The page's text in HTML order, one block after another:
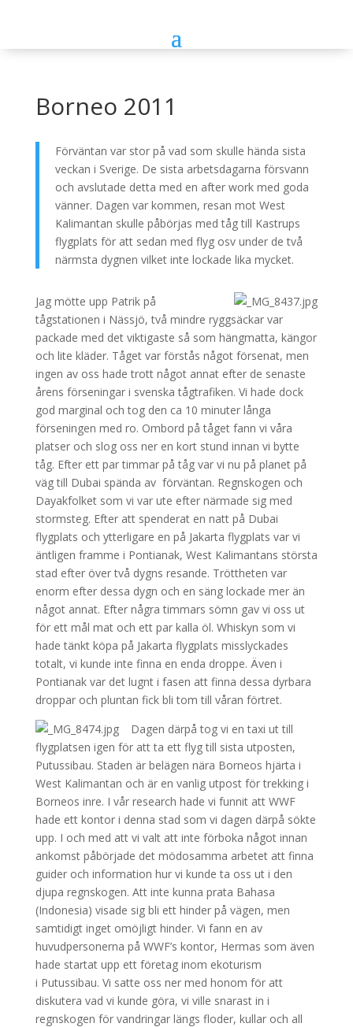
Borneo 2011
Förväntan var stor på vad som skulle hända sista
veckan i Sverige. De sista arbetsdagarna försvann
och avslutade detta med en after work med goda
vänner. Dagen var kommen, resan mot West
Kalimantan skulle påbörjas med tåg till Kastrups
flygplats för att sedan med flyg osv under de två
närmsta dygnen vilket inte lockade lika mycket.
Jag mötte upp Patrik på
tågstationen i Nässjö, två mindre ryggsäckar var
packade med det viktigaste så som hängmatta, kängor
och lite kläder. Tåget var förstås något försenat, men
ingen av oss hade trott något annat efter de senaste
årens förseningar i svenska tågtrafiken. Vi hade dock
god marginal och tog den ca 10 minuter långa
förseningen med ro. Ombord på tåget fann vi våra
platser och slog oss ner en kort stund innan vi bytte
tåg. Efter ett par timmar på tåg var vi nu på planet på
väg till Dubai spända av förväntan. Regnskogen och
Dayakfolket som vi var ute efter närmade sig med
stormsteg. Efter att spenderat en natt på Dubai
flygplats och ytterligare en på Jakarta flygplats var vi
äntligen framme i Pontianak, West Kalimantans största
stad efter över två dygns resande. Tröttheten var
enorm efter dessa dygn och en säng lockade mer än
något annat. Efter några timmars sömn gav vi oss ut
för ett mål mat och ett par kalla öl. Whiskyn som vi
hade tänkt köpa på Jakarta flygplats misslyckades
totalt, vi kunde inte finna en enda droppe. Även i
Pontianak var det lugnt i fasen att finna dessa dyrbara
droppar och pluntan fick bli tom till våran förtret.
Dagen därpå tog vi en taxi ut till
flygplatsen igen för att ta ett flyg till sista utposten,
Putussibau. Staden är belägen nära Borneos hjärta i
West Kalimantan och är en vanlig utpost för trekking i
Borneos inre. I vår research hade vi funnit att WWF
hade ett kontor i denna stad som vi dagen därpå sökte
upp. I och med att vi valt att inte förboka något innan
ankomst påbörjade det mödosamma arbetet att finna
guider och information hur vi kunde ta oss ut i den
djupa regnskogen. Att inte kunna prata Bahasa
(Indonesia) visade sig bli ett hinder på vägen, men
samtidigt inget omöjligt hinder. Vi fann en av
huvudpersonerna på WWF’s kontor, Hermas som även
hade startat upp ett företag inom ekoturism
i Putussibau. Vi satte oss ner med honom för att
diskutera vad vi kunde göra, vi ville snarast in i
regnskogen för vandringar längs floder, kullar och all